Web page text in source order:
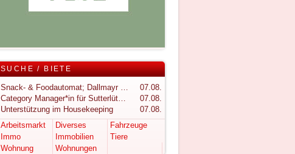
SUCHE / BIETE
Snack- & Foodautomat; Dallmayr S150
07.08.
Category Manager*in für Sutterlüty gesucht
07.08.
Unterstützung im Housekeeping
07.08.
Arbeitsmarkt
Diverses
Fahrzeuge
Immo
Immobilien
Tiere
Wohnung
Wohnungen